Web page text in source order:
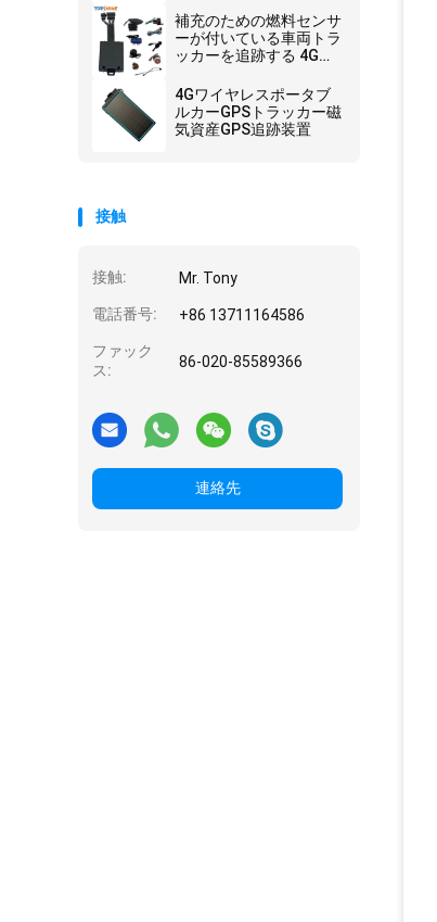
補充のための燃料センサ
ーが付いている車両トラ
ッカーを追跡する 4G
の警告
4Gワイヤレスポータブ
ルカーGPSトラッカー磁
気資産GPS追跡装置
接触
接触: Mr. Tony
電話番号: +86 13711164586
ファック
ス:
86-020-85589366
連絡先